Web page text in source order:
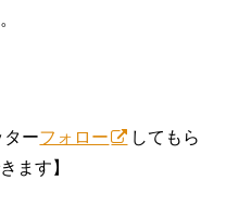
ターフォロー
してもら
ます】